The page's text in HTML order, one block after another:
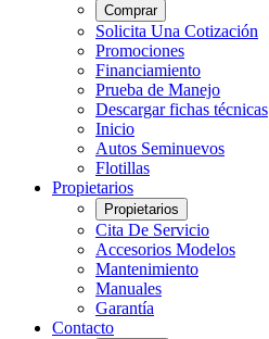
Comprar
Solicita Una Cotización
Promociones
Financiamiento
Prueba de Manejo
Descargar fichas técnicas
Inicio
Autos Seminuevos
Flotillas
Propietarios
Propietarios
Cita De Servicio
Accesorios Modelos
Mantenimiento
Manuales
Garantía
Contacto